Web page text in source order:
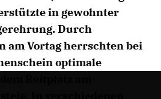
in gewohnter
Durch
am Vortag herrschten bei
optimale